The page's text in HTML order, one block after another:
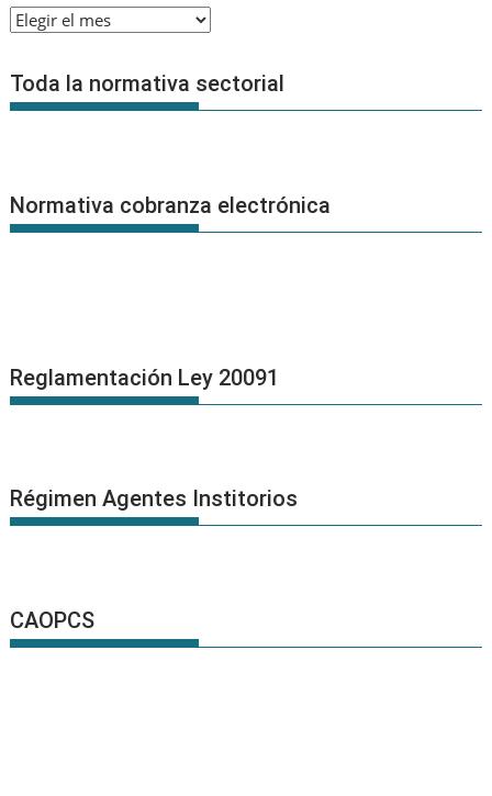
Archivo
Noticias
Toda la normativa sectorial
Normativa cobranza electrónica
Reglamentación Ley 20091
Régimen Agentes Institorios
CAOPCS